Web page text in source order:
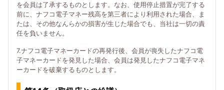
を会員は了承するものとします。なお、使用停止措置が完了する
前に、ナフコ電子マネー残高を第三者により利用された場合、ま
たは、その他なんらかの損害が生じた場合でも、当社は一切の責
任を負いません。
7.ナフコ電子マネーカードの再発行後、会員が喪失したナフコ電
子マネーカードを発見した場合、会員は発見したナフコ電子マネ
ーカードを破棄するものとします。